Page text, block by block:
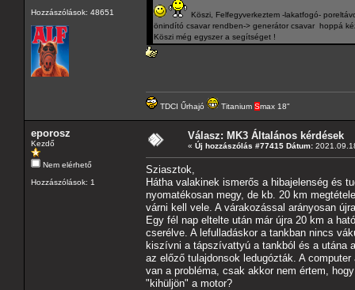
Hozzászólások: 48651
Köszi, Felfegyverkeztem -lakatfogó-
önindító csavar rendben-> generátor csavar hoppá
Köszi még egyszer a segítséget !
TDCI Űrhajó Titanium Smax 18"
eporosz
Kezdő
Nem elérhető
Hozzászólások: 1
Válasz: MK3 Általános kérdések
« Új hozzászólás #77415 Dátum:
Sziasztok,
Hátha valakinek ismerős a hibajelenség és
nyomatékosan megy, de kb. 20 km
várni kell vele. A várakozással arányosan
Egy fél nap eltelte után már újra 20 km a
cserélve. A lefulladáskor a tankban nincs
kiszívni a tápszívattyú a tankból és a utána
az előző tulajdonsok ledugózták. A
van a probléma, csak akkor nem értem,
"kihüljön" a motor?